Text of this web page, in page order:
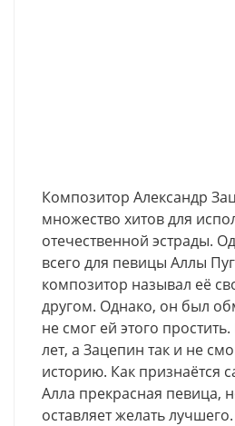
Композитор Александр
множество хитов для
отечественной эстрады.
всего для певицы Аллы
композитор называл её
другом. Однако, он был
не смог ей этого
лет, а Зацепин так и не
историю. Как признаётся
Алла прекрасная певица,
оставляет желать лучшего.